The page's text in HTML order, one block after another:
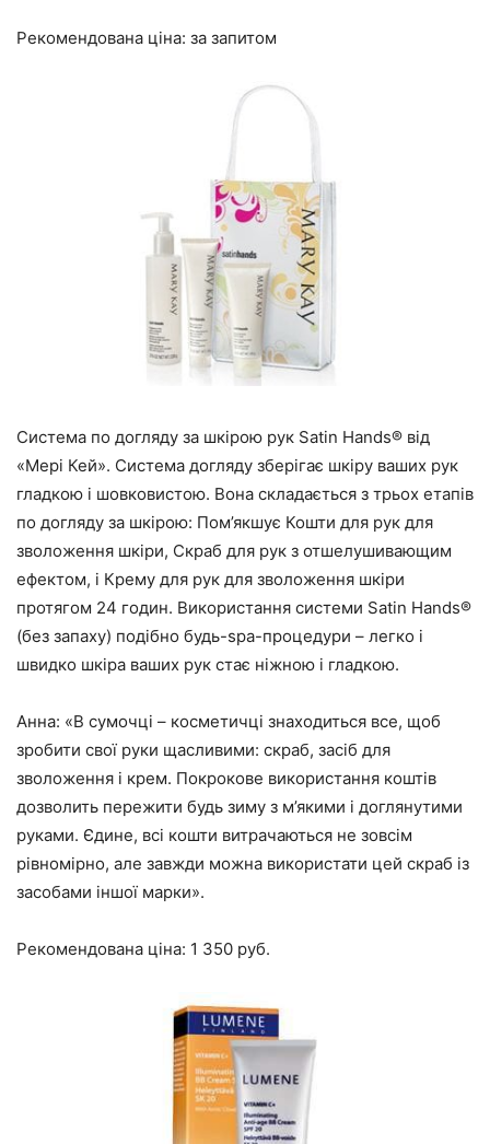
Рекомендована ціна: за запитом
Система по догляду за шкірою рук Satin Hands® від
«Мері Кей». Система догляду зберігає шкіру ваших рук
гладкою і шовковистою. Вона складається з трьох етапів
по догляду за шкірою: Пом’якшує Кошти для рук для
зволоження шкіри, Скраб для рук з отшелушивающим
ефектом, і Крему для рук для зволоження шкіри
протягом 24 годин. Використання системи Satin Hands®
(без запаху) подібно будь-spa-процедури – легко і
швидко шкіра ваших рук стає ніжною і гладкою.
Анна: «В сумочці – косметичці знаходиться все, щоб
зробити свої руки щасливими: скраб, засіб для
зволоження і крем. Покрокове використання коштів
дозволить пережити будь зиму з м’якими і доглянутими
руками. Єдине, всі кошти витрачаються не зовсім
рівномірно, але завжди можна використати цей скраб із
засобами іншої марки».
Рекомендована ціна: 1 350 руб.